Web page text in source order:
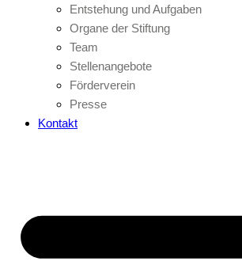
Entstehung und Aufgaben
Organe der Stiftung
Team
Stellenangebote
Förderverein
Presse
Kontakt